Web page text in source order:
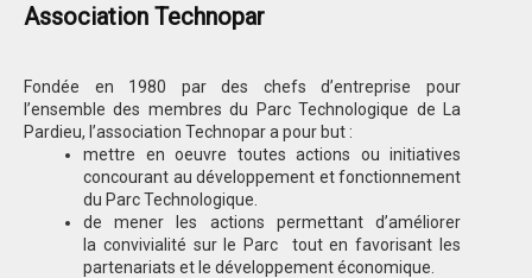
Association Technopar
Fondée en 1980 par des chefs d’entreprise pour
l’ensemble des membres du Parc Technologique de La
Pardieu, l’association Technopar a pour but :
mettre en oeuvre toutes actions ou initiatives
concourant au développement et fonctionnement
du Parc Technologique.
de mener les actions permettant d’améliorer
la convivialité sur le Parc tout en favorisant les
partenariats et le développement économique.